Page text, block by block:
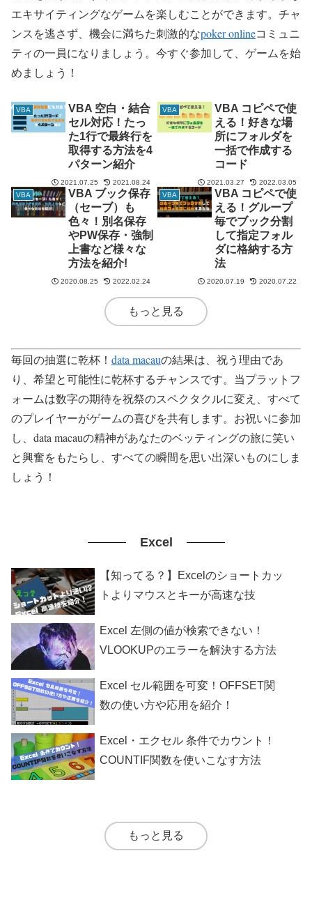
エキサイティングなゲームを楽しむことができます。チャ
ンスを逃さず、機会に満ちた刺激的なpoker onlineコミュニ
ティの一員になりましょう。今すぐ参加して、ゲームを始
めましょう！
VBA
VBA 空白・結合
セル対応！たっ
た1行で最終行を
取得する方法を4
パターン紹介
2021.07.25 2021.08.24
VBA
VBA コピペで使
える！好きな場
所にフォルダを
一括で作成する
コード
2021.03.27
2022.03.05
VBA
VBA ブック保存
（セーブ）も
色々！別名保存
やPW保存・強制
上書など様々な
方法を紹介!
2020.08.25 2022.02.24
VBA
VBA コピペで使
える！グループ
毎でブック分割
して指定フォル
ダに格納する方
法
2020.07.19 2020.07.22
もっと見る
毎回の抽選に乾杯！ data macauの結果は、祝う理由であ
り、希望と可能性に乾杯するチャンスです。当プラットフ
ォームは数字の期待を祝祭のスペクタクルに変え、すべて
のプレイヤーがゲームの喜びを共有します。お祝いに参加
し、data macauの精神があなたのベッティングの旅に笑い
と興奮をもたらし、すべての瞬間を思い出深いものにしま
しょう！
Excel
【知ってる？】Excelのショートカッ
トよりマウスとキーが高速な技
Excel 左側の値が検索できない！
VLOOKUPのエラーを解決する方法
Excel セル範囲を可変！OFFSET関
数の使い方や応用を紹介！
Excel・エクセル 条件でカウント！
COUNTIF関数を使いこなす方法
もっと見る